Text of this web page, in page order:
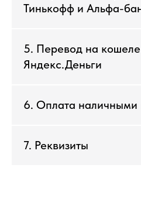
Тинькофф и Альфа-
5. Перевод на
Яндекс.Деньги
6. Оплата наличными
7. Реквизиты